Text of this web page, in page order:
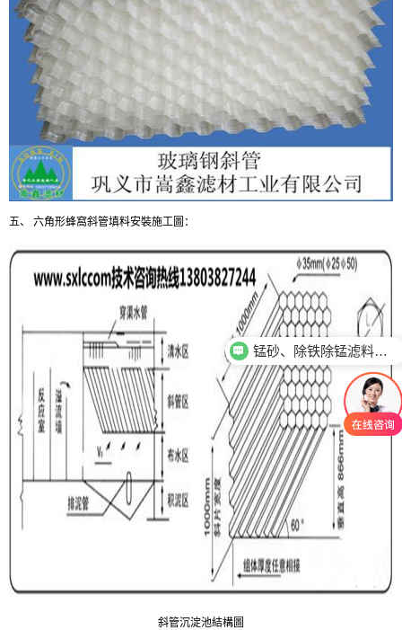
五、 六角形蜂窩斜管填料安裝施工圖 ：
斜管沉淀池結構圖
锰砂、除铁除锰滤料性能用途有哪些？
斜管、斜管填料性能用途有哪些？